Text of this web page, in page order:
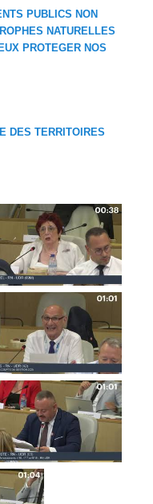
PUBLICS NON
NATURELLES
PROTEGER NOS
DES TERRITOIRES